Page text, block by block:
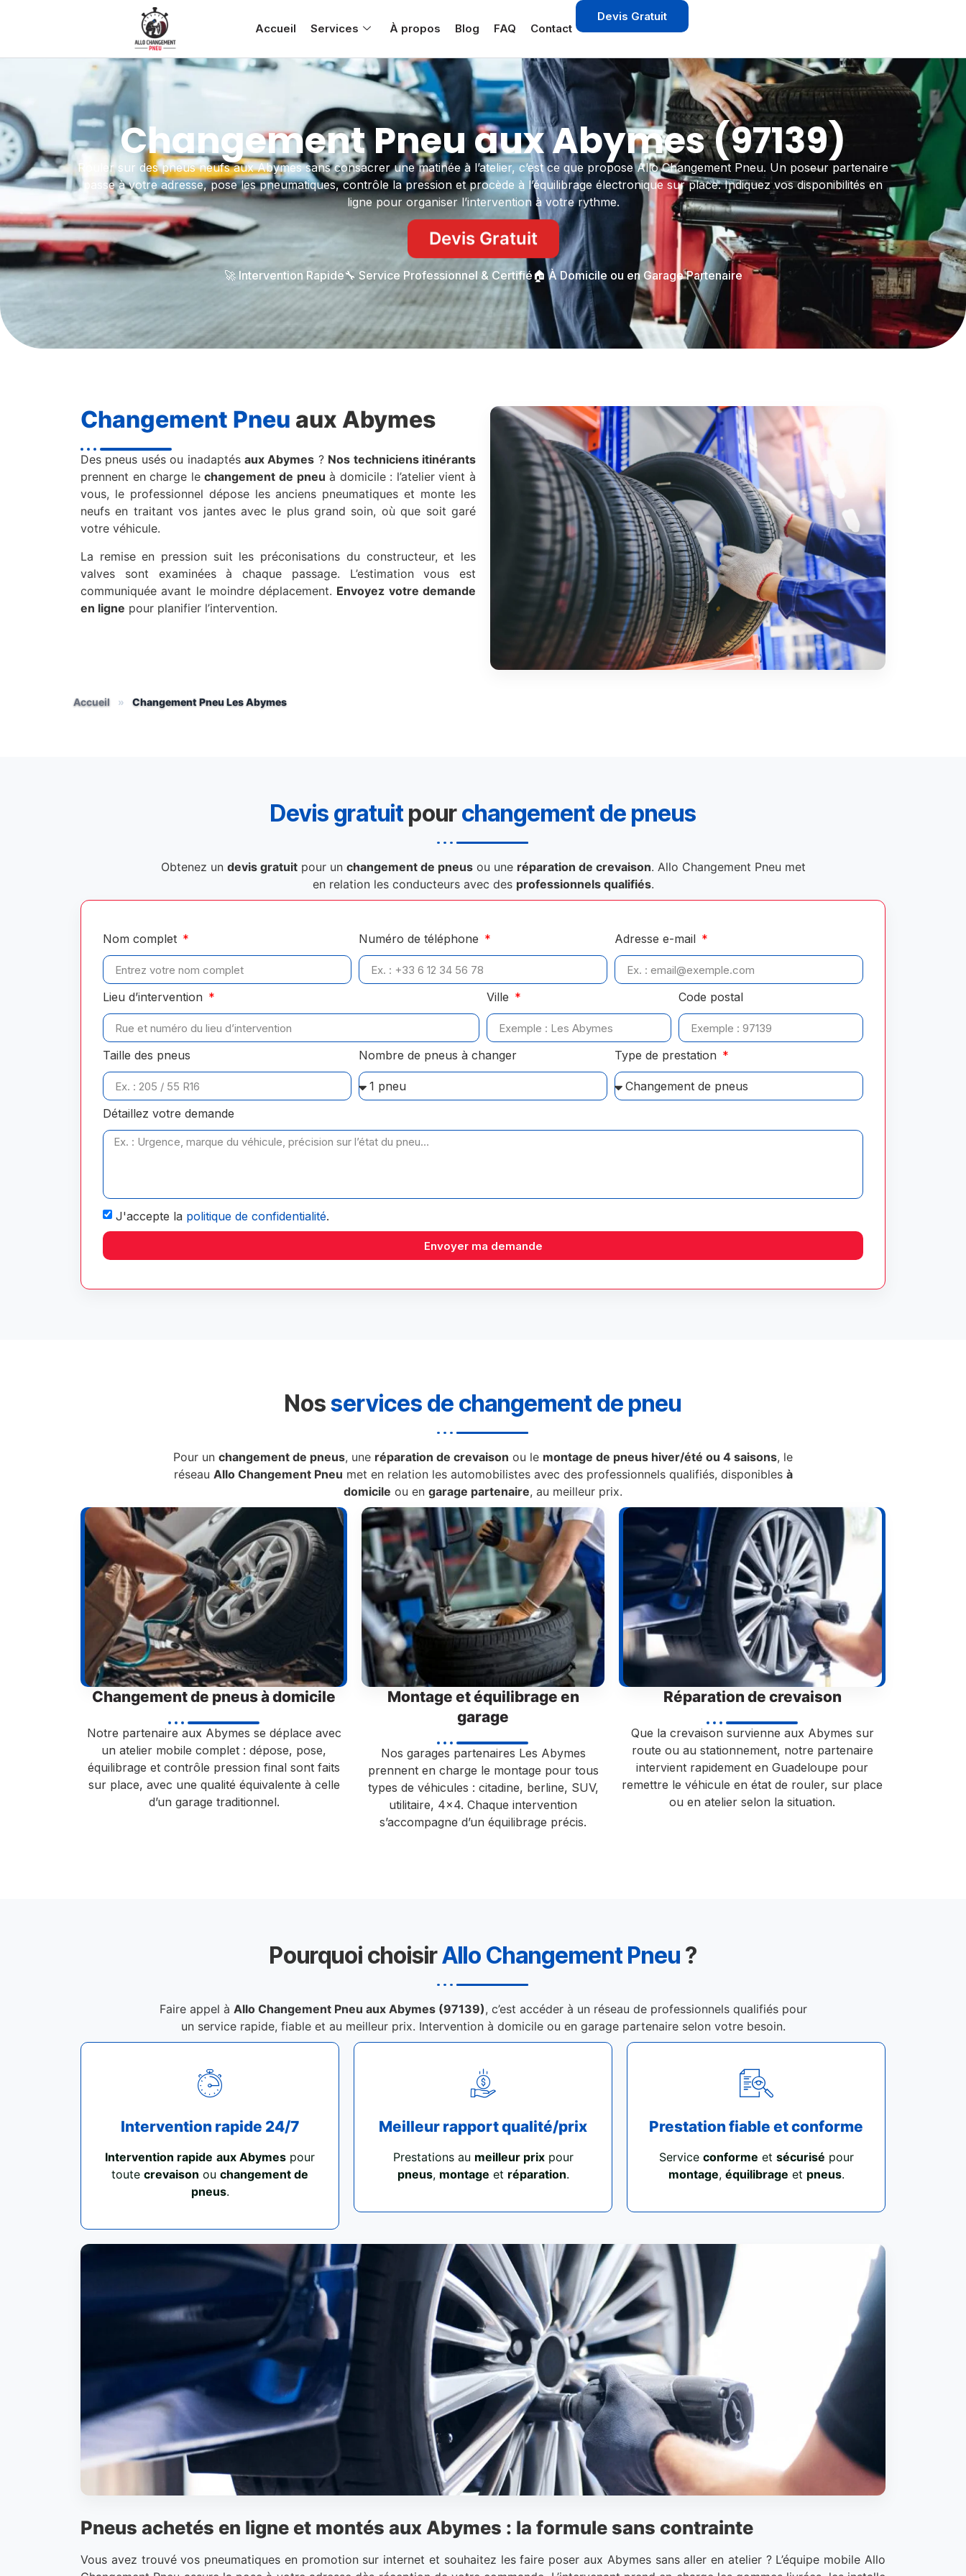
Accueil Services À propos Blog FAQ Contact
Devis Gratuit
Changement Pneu aux Abymes (97139)
Rouler sur des pneus neufs aux Abymes sans consacrer une matinée à l’atelier, c’est ce que propose Allo Changement Pneu. Un poseur partenaire
passe à votre adresse, pose les pneumatiques, contrôle la pression et procède à l’équilibrage électronique sur place. Indiquez vos disponibilités en
ligne pour organiser l’intervention à votre rythme.
Devis Gratuit
🚀 Intervention Rapide🔧 Service Professionnel & Certifié🏠 À Domicile ou en Garage Partenaire
Changement Pneu aux Abymes
Des pneus usés ou inadaptés aux Abymes ? Nos techniciens itinérants
prennent en charge lechangement de pneu à domicile : l’atelier vient à
vous, le professionnel dépose les anciens pneumatiques et monte les
neufs en traitant vos jantes avec le plus grand soin, où que soit garé
votre véhicule.
La remise en pression suit les préconisations du constructeur, et les
valves sont examinées à chaque passage. L’estimation vous est
communiquée avant le moindre déplacement. Envoyez votre demande
en ligne pour planifier l’intervention.
Accueil » Changement Pneu Les Abymes
Devis gratuitpourchangement de pneus
Obtenez un devis gratuitpour un changement de pneusou une réparation de crevaison. Allo Changement Pneu met
en relation les conducteurs avec des professionnels qualifiés.
Nom complet Numéro de téléphone Adresse e-mail
Lieu d’intervention Ville Code postal
Taille des pneus Nombre de pneus à changer Type de prestation
Détaillez votre demande
J'accepte la politique de confidentialité.
Envoyer ma demande
Nosservices de changement de pneu
Pour un changement de pneus, une réparation de crevaison ou le montage de pneus hiver/été ou 4 saisons, le
réseau Allo Changement Pneu met en relation les automobilistes avec des professionnels qualifiés, disponibles à
domicile ou en garage partenaire, au meilleur prix.
Changement de pneus à domicile
Notre partenaire aux Abymes se déplace avec
un atelier mobile complet : dépose, pose,
équilibrage et contrôle pression final sont faits
sur place, avec une qualité équivalente à celle
d’un garage traditionnel.
Montage et équilibrage en
garage
Nos garages partenaires Les Abymes
prennent en charge le montage pour tous
types de véhicules : citadine, berline, SUV,
utilitaire, 4×4. Chaque intervention
s’accompagne d’un équilibrage précis.
Réparation de crevaison
Que la crevaison survienne aux Abymes sur
route ou au stationnement, notre partenaire
intervient rapidement en Guadeloupe pour
remettre le véhicule en état de rouler, sur place
ou en atelier selon la situation.
Pourquoi choisirAllo Changement Pneu ?
Faire appel à Allo Changement Pneu aux Abymes (97139), c’est accéder à un réseau de professionnels qualifiés pour
un service rapide, fiable et au meilleur prix. Intervention à domicile ou en garage partenaire selon votre besoin.
Intervention rapide 24/7
Intervention rapide aux Abymes pour
toute crevaison ou changement de
pneus.
Meilleur rapport qualité/prix
Prestations au meilleur prixpour
pneus, montage et réparation.
Prestation fiable et conforme
Service conforme et sécurisé pour
montage, équilibrage et pneus.
Pneus achetés en ligne et montés aux Abymes : la formule sans contrainte
Vous avez trouvé vos pneumatiques en promotion sur internet et souhaitez les faire poser aux Abymes sans aller en atelier ? L’équipe mobile Allo